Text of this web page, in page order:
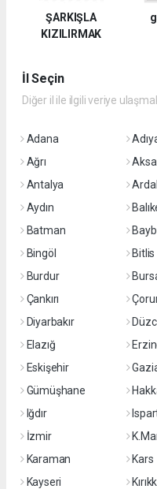
ŞARKIŞLA
KIZILIRMAK
İl Seçin
Diğer il ile ilgili veriye
Adana
Ağrı
Antalya
Aydın
Batman
Bingöl
Bitlis
Burdur
Çankırı
Diyarbakır
Elazığ
Eskişehir
Gümüşhane
Iğdır
İzmir
Karaman
Kars
Kayseri